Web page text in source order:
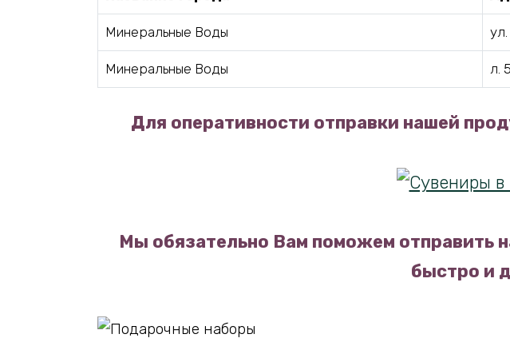
Минеральные Воды
Минеральные Воды л.
Для оперативности отправки нашей
Мы обязательно Вам поможем отправить
быстро и